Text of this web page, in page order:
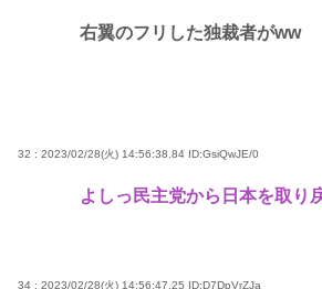
右翼のフリした独裁者がww
32 : 2023/02/28(火) 14:56:38.84 ID:GsiQwJE/0
よしっ民主党から日本を取り
34 : 2023/02/28(火) 14:56:47.25 ID:D7DpVrZJa